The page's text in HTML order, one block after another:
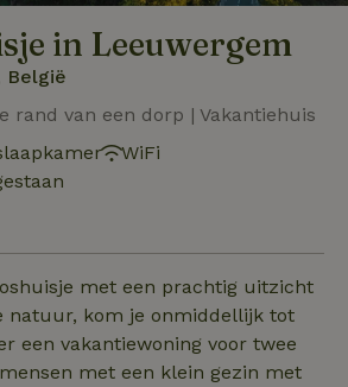
in Leeuwergem
België
rand van een dorp | Vakantiehuis
WiFi
met een prachtig uitzicht
natuur, kom je onmiddellijk tot
een vakantiewoning voor twee
met een klein gezin met